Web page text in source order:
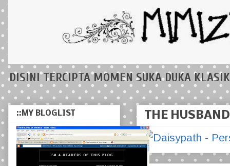
DISINI TERCIPTA MOMEN SUKA DUKA
THE
::MY BLOGLIST